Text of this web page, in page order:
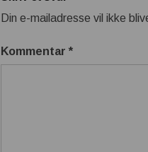
Din e-mailadresse vil ikke
Kommentar*